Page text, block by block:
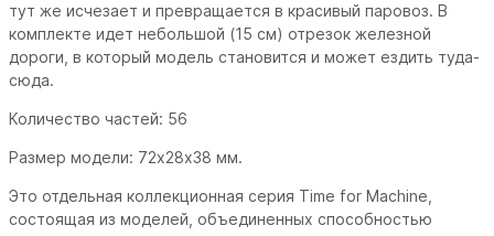
тут же исчезает и превращается в красивый паровоз. В
комплекте идет небольшой (15 см) отрезок железной
дороги, в который модель становится и может ездить туда-
сюда.
Количество частей: 56
Размер модели: 72х28х38 мм.
Это отдельная коллекционная серия Time for Machine,
состоящая из моделей, объединенных способностью